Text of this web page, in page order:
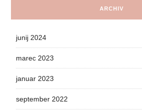
ARCHIV
junij 2024
marec 2023
januar 2023
september 2022